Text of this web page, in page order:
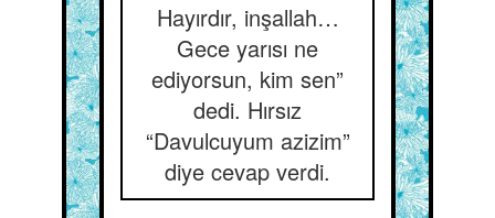
Hayırdır, inşallah…
Gece yarısı ne
ediyorsun, kim sen”
dedi. Hırsız
“Davulcuyum azizim”
diye cevap verdi.